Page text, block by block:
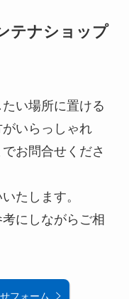
テナショップ
い場所に置ける
いらっしゃれ
お問合せくださ
たします。
にしながらご相
フォーム